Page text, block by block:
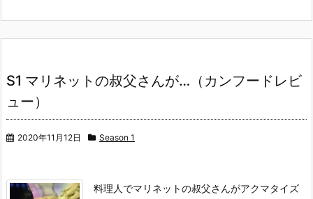
S1 マリネットの叔父さんが…（カンフードレビ
ュー）
2020年11月12日 Season 1
料理人でマリネットの叔父さんがアクマタイズ